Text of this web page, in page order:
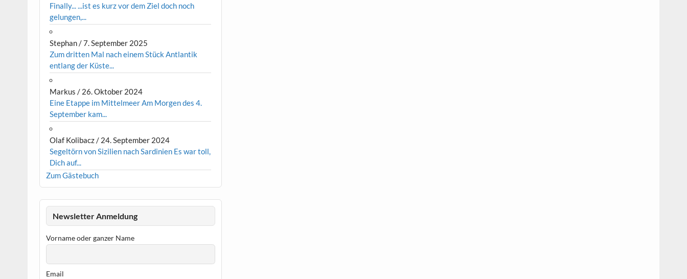
Finally... ...ist es kurz vor dem Ziel doch noch
gelungen,...
Stephan/7. September 2025
Zum dritten Mal nach einem Stück Antlantik
entlang der Küste...
Markus / 26. Oktober 2024
Eine Etappe im Mittelmeer Am Morgen des 4.
September kam...
Olaf Kolibacz/ 24. September 2024
Segeltörn von Sizilien nach Sardinien Es war toll,
Dich auf...
Zum Gästebuch
Newsletter Anmeldung
Vorname oder ganzer Name
Email